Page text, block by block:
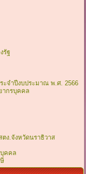
รัฐ
ะจำปีงบประมาณ พ.ศ. 2566
ากรบุคคล
ตง.จังหวัดนราธิวาส
คคล